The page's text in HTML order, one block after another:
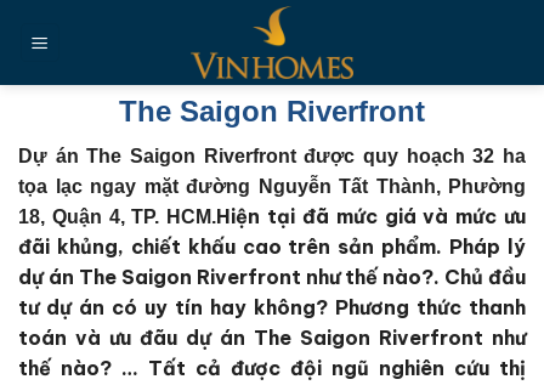
đến
The Saigon Riverfront
Dự án The Saigon Riverfront được quy hoạch 32 ha
tọa lạc ngay mặt đường Nguyễn Tất Thành, Phường
18, Quận 4, TP. HCM.Hiện tại đã mức giá và mức ưu
đãi khủng, chiết khấu cao trên sản phẩm. Pháp lý
dự án The Saigon Riverfront như thế nào?. Chủ đầu
tư dự án có uy tín hay không? Phương thức thanh
toán và ưu đãu dự án The Saigon Riverfront như
thế nào? … Tất cả được đội ngũ nghiên cứu thị